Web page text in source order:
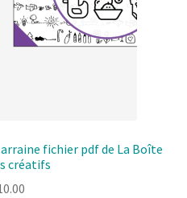
fichier pdf de La Boîte
créatifs